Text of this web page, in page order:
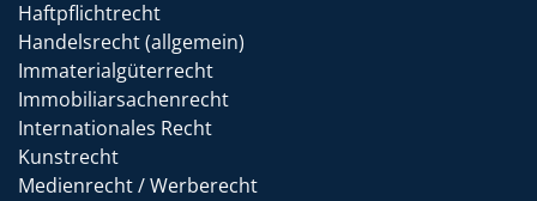
Haftpflichtrecht
Handelsrecht (allgemein)
Immaterialgüterrecht
Immobiliarsachenrecht
Internationales Recht
Kunstrecht
Medienrecht / Werberecht